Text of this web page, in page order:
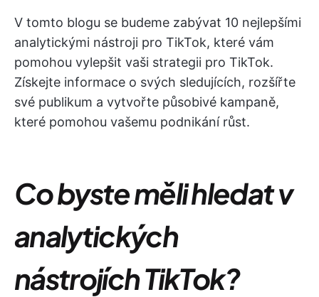
V tomto blogu se budeme zabývat 10 nejlepšími
analytickými nástroji pro TikTok, které vám
pomohou vylepšit vaši strategii pro TikTok.
Získejte informace o svých sledujících, rozšířte
své publikum a vytvořte působivé kampaně,
které pomohou vašemu podnikání růst.
Co byste měli hledat v
analytických
nástrojích TikTok?